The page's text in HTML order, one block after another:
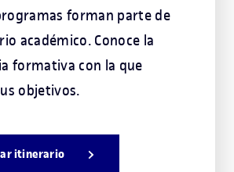
forman parte de
académico. Conoce la
formativa con la que
objetivos.
itinerario